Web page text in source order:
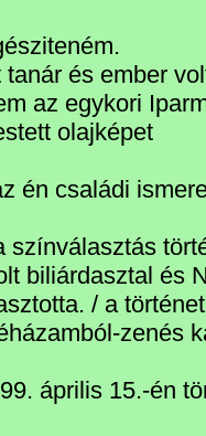
és ember
az egykori
olajképet
én családi
színválasztás
biliárdasztal és
/ a
zenés
április 15.-én